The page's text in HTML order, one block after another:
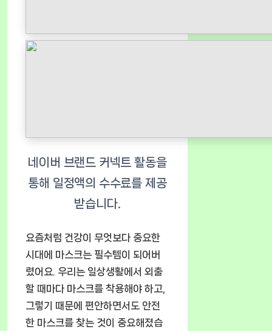
요즘처럼 건강이 무엇보다 중요한
시대에 마스크는 필수템이 되어버
렸어요. 우리는 일상생활에서 외출
할 때마다 마스크를 착용해야 하고,
그렇기 때문에 편안하면서도 안전
한 마스크를 찾는 것이 중요해졌습